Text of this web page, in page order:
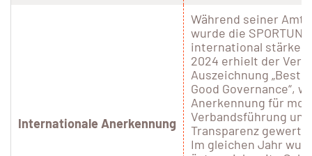
Internationale Anerkennung
Während seiner
wurde die
international stärker
2024 erhielt der
Auszeichnung „Best
Good Governance“,
Anerkennung für
Verbandsführung und
Transparenz
Im gleichen Jahr